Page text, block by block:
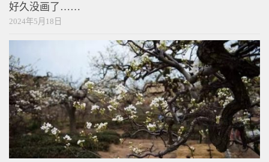
好久没画了……
2024年5月18日